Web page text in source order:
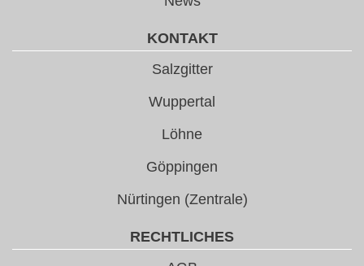
KONTAKT
Salzgitter
Wuppertal
Löhne
Göppingen
Nürtingen (Zentrale)
RECHTLICHES